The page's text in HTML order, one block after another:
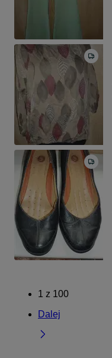
1 z 100
Dalej